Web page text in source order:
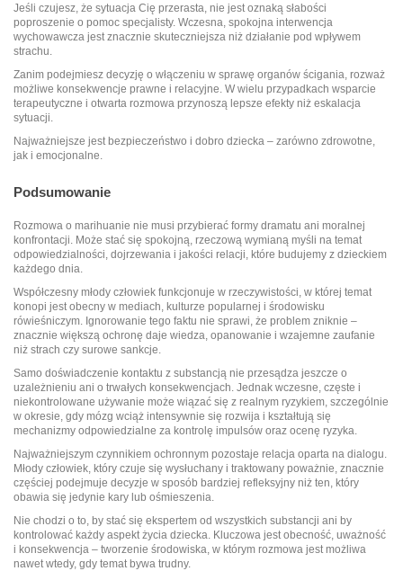
Jeśli czujesz, że sytuacja Cię przerasta, nie jest oznaką słabości
poproszenie o pomoc specjalisty. Wczesna, spokojna interwencja
wychowawcza jest znacznie skuteczniejsza niż działanie pod wpływem
strachu.
Zanim podejmiesz decyzję o włączeniu w sprawę organów ścigania, rozważ
możliwe konsekwencje prawne i relacyjne. W wielu przypadkach wsparcie
terapeutyczne i otwarta rozmowa przynoszą lepsze efekty niż eskalacja
sytuacji.
Najważniejsze jest bezpieczeństwo i dobro dziecka – zarówno zdrowotne,
jak i emocjonalne.
Podsumowanie
Rozmowa o marihuanie nie musi przybierać formy dramatu ani moralnej
konfrontacji. Może stać się spokojną, rzeczową wymianą myśli na temat
odpowiedzialności, dojrzewania i jakości relacji, które budujemy z dzieckiem
każdego dnia.
Współczesny młody człowiek funkcjonuje w rzeczywistości, w której temat
konopi jest obecny w mediach, kulturze popularnej i środowisku
rówieśniczym. Ignorowanie tego faktu nie sprawi, że problem zniknie –
znacznie większą ochronę daje wiedza, opanowanie i wzajemne zaufanie
niż strach czy surowe sankcje.
Samo doświadczenie kontaktu z substancją nie przesądza jeszcze o
uzależnieniu ani o trwałych konsekwencjach. Jednak wczesne, częste i
niekontrolowane używanie może wiązać się z realnym ryzykiem, szczególnie
w okresie, gdy mózg wciąż intensywnie się rozwija i kształtują się
mechanizmy odpowiedzialne za kontrolę impulsów oraz ocenę ryzyka.
Najważniejszym czynnikiem ochronnym pozostaje relacja oparta na dialogu.
Młody człowiek, który czuje się wysłuchany i traktowany poważnie, znacznie
częściej podejmuje decyzje w sposób bardziej refleksyjny niż ten, który
obawia się jedynie kary lub ośmieszenia.
Nie chodzi o to, by stać się ekspertem od wszystkich substancji ani by
kontrolować każdy aspekt życia dziecka. Kluczowa jest obecność, uważność
i konsekwencja – tworzenie środowiska, w którym rozmowa jest możliwa
nawet wtedy, gdy temat bywa trudny.